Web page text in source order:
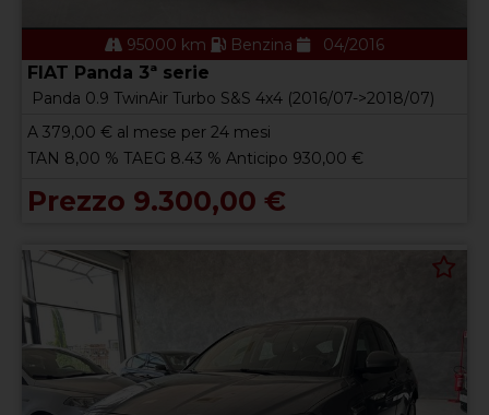
95000 km Benzina 04/2016
FIAT Panda 3ª serie
Panda 0.9 TwinAir Turbo S&S 4x4 (2016/07->2018/07)
A 379,00 € al mese per 24 mesi
TAN 8,00 % TAEG 8.43 % Anticipo 930,00 €
Prezzo 9.300,00 €